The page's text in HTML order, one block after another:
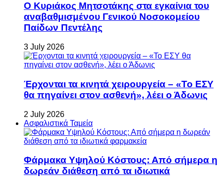
Ο Κυριάκος Μητσοτάκης στα εγκαίνια του
αναβαθμισμένου Γενικού Νοσοκομείου
Παίδων Πεντέλης
3 July 2026
Έρχονται τα κινητά χειρουργεία – «Το ΕΣΥ
θα πηγαίνει στον ασθενή», λέει ο Άδωνις
2 July 2026
Ασφαλιστικά Ταμεία
Φάρμακα Υψηλού Κόστους: Από σήμερα η
δωρεάν διάθεση από τα ιδιωτικά